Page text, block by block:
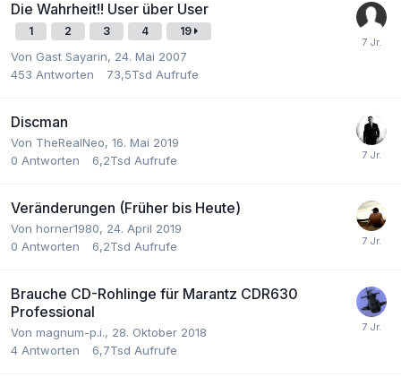
Die Wahrheit!! User über User
1 2 3 4 19
Von Gast Sayarin, 24. Mai 2007
453 Antworten 73,5Tsd Aufrufe
Discman
Von TheRealNeo, 16. Mai 2019
0 Antworten 6,2Tsd Aufrufe
Veränderungen (Früher bis Heute)
Von horner1980, 24. April 2019
0 Antworten 6,2Tsd Aufrufe
Brauche CD-Rohlinge für Marantz CDR630
Professional
Von magnum-p.i., 28. Oktober 2018
4 Antworten 6,7Tsd Aufrufe